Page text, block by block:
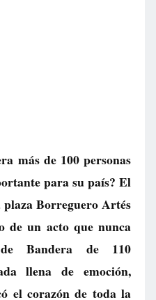
más de 100 personas
para su país? El
plaza Borreguero Artés
de un acto que nunca
Bandera de 110
llena de emoción,
el corazón de toda la